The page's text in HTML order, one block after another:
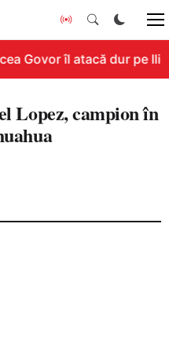
Govor îl atacă dur pe
Lopez, campion în